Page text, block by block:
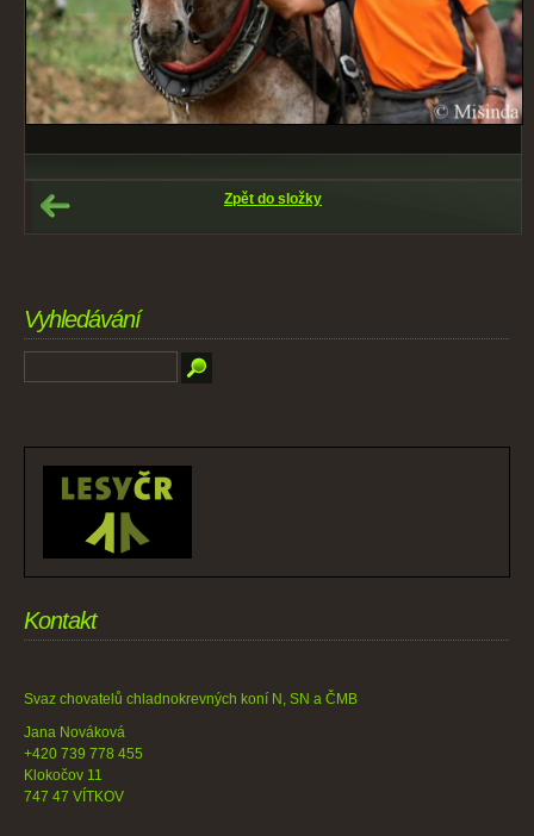
Zpět do složky
Vyhledávání
Kontakt
Svaz chovatelů chladnokrevných koní N, SN a ČMB
Jana Nováková
+420 739 778 455
Klokočov 11
747 47 VÍTKOV